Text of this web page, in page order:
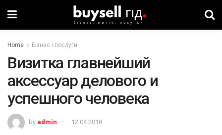
Home Бізнес і послуги
Визитка главнейший
аксессуар делового и
успешного человека
by admin 12.04.2018